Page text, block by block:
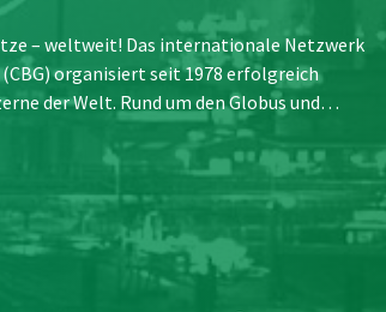
– weltweit! Das internationale Netzwerk
organisiert seit 1978 erfolgreich
der Welt. Rund um den Globus und…